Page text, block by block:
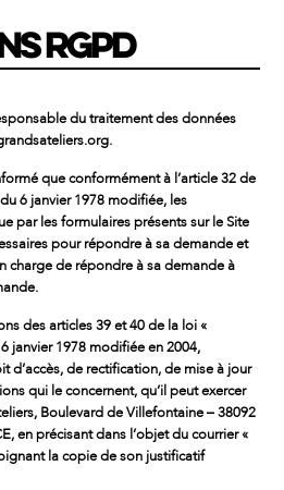
RGPD
du traitement des données
que conformément à l’article 32 de
6 janvier 1978 modifiée, les
par les formulaires présents sur le Site
pour répondre à sa demande et
charge de répondre à sa demande à
des articles 39 et 40 de la loi «
janvier 1978 modifiée en 2004,
d’accès, de rectification, de mise à jour
qui le concernent, qu’il peut exercer
Boulevard de Villefontaine – 38092
en précisant dans l’objet du courrier «
la copie de son justificatif